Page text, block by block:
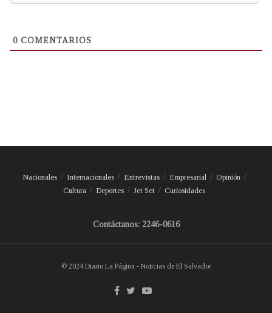
0 COMENTARIOS
Nacionales Internacionales Entrevistas Empresarial
Opinión
Cultura
Deportes Jet Set Curiosidades
Contáctanos: 2246-0616
© 2024 Diario La Página - Noticias de El Salvador